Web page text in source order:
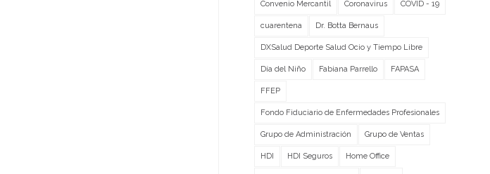
Convenio Mercantil Coronavirus COVID - 19
cuarentena Dr. Botta Bernaus
DXSalud Deporte Salud Ocio y Tiempo Libre
Día del Niño Fabiana Parrello FAPASA
FFEP
Fondo Fiduciario de Enfermedades Profesionales
Grupo de Administración Grupo de Ventas
HDI HDI Seguros Home Office